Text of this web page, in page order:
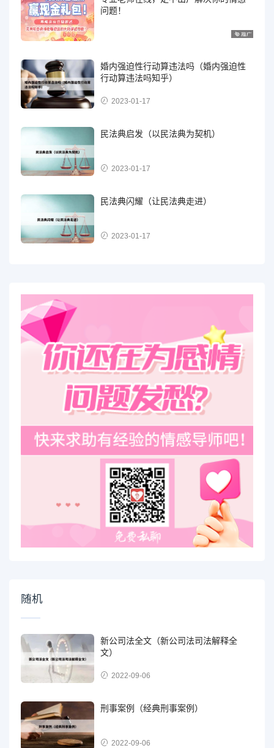
问题！
婚内强迫性行动算违法吗（婚内强迫性
行动算违法吗知乎）
2023-01-17
民法典启发（以民法典为契机）
2023-01-17
民法典闪耀（让民法典走进）
2023-01-17
随机
新公司法全文（新公司法司法解释全
文）
2022-09-06
刑事案例（经典刑事案例）
2022-09-06